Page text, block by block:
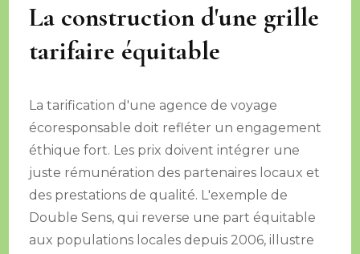
La construction d'une grille
tarifaire équitable
La tarification d'une agence de voyage
écoresponsable doit refléter un engagement
éthique fort. Les prix doivent intégrer une
juste rémunération des partenaires locaux et
des prestations de qualité. L'exemple de
Double Sens, qui reverse une part équitable
aux populations locales depuis 2006, illustre